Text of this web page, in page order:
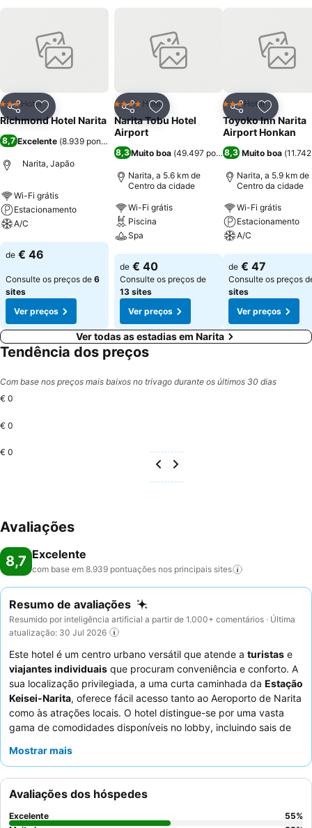
PartilharAdicionar aos favoritos
3 Estrelas
Hotel
Richmond Hotel Narita
8,7 Excelente (8.939 pontuações
Narita, Japão
Wi-Fi grátis
Estacionamento
A/C
Ver preços
de € 46
Consulte os preços de 6
sites
Ver preços
PartilharAdicionar aos favoritos
4 EstrelasHotel
Narita Tobu Hotel
Airport
8,3Muito boa (49.497 pontuações)
Narita, a 5.6 km de
Centro da cidade
Wi-Fi grátis
Piscina
Spa
Ver preços
de € 40
Consulte os preços de
13 sites
Ver preços
Partilhar
3 Estrelas
Hotel
Toyoko Inn Narita
Airport Honkan
8,3 Muito boa (
Narita, a 5.9 km de
Centro da cidade
Wi-Fi grátis
Estacionamento
A/C
Ver preços
de € 47
Consulte os preços
sites
Ver preços
Ver todas as estadias em Narita
Tendência dos preços
Com base nos preços mais baixos no trivago durante os últimos 30 dias
€ 0
€ 0
€ 0
Avaliações
8,7 Excelente
com base em 8.939 pontuações nos principais sites
Resumo de avaliações
Resumido por inteligência artificial a partir de 1.000+ comentários · Última
atualização: 30 Jul 2026
Este hotel é um centro urbano versátil que atende a turistas e
viajantes individuais que procuram conveniência e conforto. A
sua localização privilegiada, a uma curta caminhada da Estação
Keisei-Narita, oferece fácil acesso tanto ao Aeroporto de Narita
como às atrações locais. O hotel distingue-se por uma vasta
gama de comodidades disponíveis no lobby, incluindo sais de
biblioteca de mangás
proficiência em inglês do pessoal, e o
almoçoaltamente avaliado apresenta uma seleção
diversificada, sendo o
um destaque particular.
Mostrar mais
Avaliações dos hóspedes
Excelente 55%